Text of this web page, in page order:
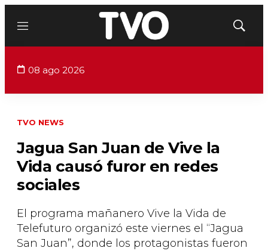
Menú
Mostrar
08 ago 2026
TVO NEWS
Jagua San Juan de Vive la
Vida causó furor en redes
sociales
El programa mañanero Vive la Vida de
Telefuturo organizó este viernes el “Jagua
San Juan”, donde los protagonistas fueron